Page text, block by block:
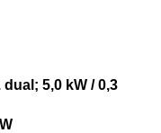
5,0 kW / 0,3